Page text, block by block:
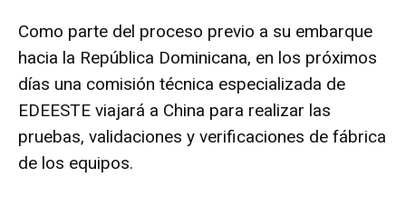
Como parte del proceso previo a su embarque
hacia la República Dominicana, en los próximos
días una comisión técnica especializada de
EDEESTE viajará a China para realizar las
pruebas, validaciones y verificaciones de fábrica
de los equipos.